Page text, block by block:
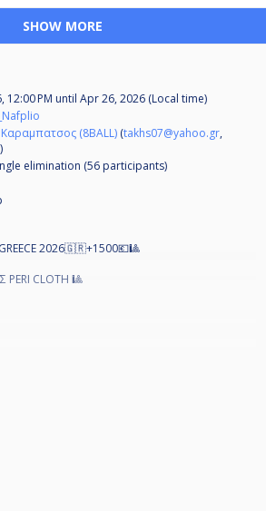
SHOW MORE
12:00 PM until Apr 26, 2026 (Local time)
(8BALL) (takhs07@yahoo.gr,
)
elimination (56 participants)
2026🇬🇷+1500💶🎱
CLOTH 🎱